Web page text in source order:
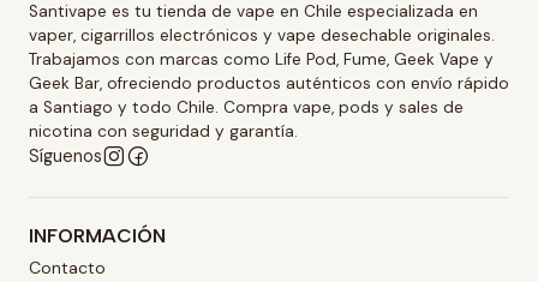
Santivape es tu tienda de vape en Chile especializada en
vaper, cigarrillos electrónicos y vape desechable originales.
Trabajamos con marcas como Life Pod, Fume, Geek Vape y
Geek Bar, ofreciendo productos auténticos con envío rápido
a Santiago y todo Chile. Compra vape, pods y sales de
nicotina con seguridad y garantía.
Síguenos
INFORMACIÓN
Contacto